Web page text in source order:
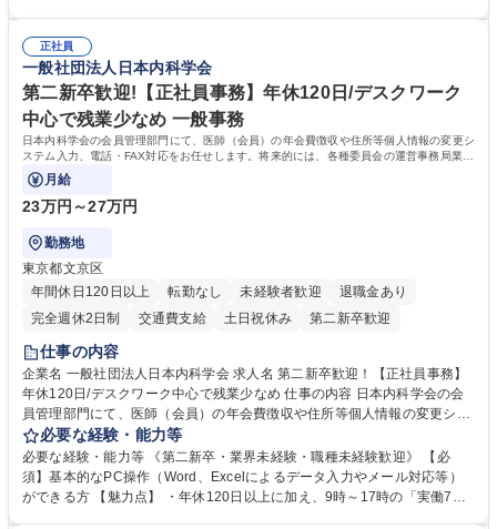
表するインフラ企業 #ポテンシャル採用
72.html ■エネルギーセキュリティの不安定化や気候変動による自然災害の
甚大化など、これまで以上に社会課題解決の重要性が高まっています。
「未来の日常」の創造に向けて持続可能な社会の実現に貢献してまいりま
す。 学歴・資格 学歴：大学院 大学 語学力： 資格：
正社員
一般社団法人日本内科学会
第二新卒歓迎!【正社員事務】年休120日/デスクワーク
中心で残業少なめ 一般事務
日本内科学会の会員管理部門にて、医師（会員）の年会費徴収や住所等個人情報の変更シ
ステム入力、電話・FAX対応をお任せします。将来的には、各種委員会の運営事務局業務
などにも幅広く携わっていただきます。
月給
23万円～27万円
勤務地
東京都文京区
年間休日120日以上
転勤なし 未経験者歓迎
退職金あり
完全週休2日制
交通費支給 土日祝休み 第二新卒歓迎
仕事の内容
企業名 一般社団法人日本内科学会 求人名 第二新卒歓迎！【正社員事務】
年休120日/デスクワーク中心で残業少なめ 仕事の内容 日本内科学会の会
員管理部門にて、医師（会員）の年会費徴収や住所等個人情報の変更シス
テム入力、電話・FAX対応をお任せします。将来的には、各種委員会の運
営事務局業務などにも幅広く携わっていただきます。 【会員管理・データ
入力業務】 ・医師（会員）の住所変更、個人情報のシステム登録・更新
・年会費の徴収管理や入金データの照合確認 【問い合わせ対応】 ・会員
必要な経験・能力等
必要な経験・能力等 《第二新卒・業界未経験・職種未経験歓迎》 【必
須】基本的なPC操作（Word、Excelによるデータ入力やメール対応等）
ができる方 【魅力点】 ・年休120日以上に加え、9時～17時の「実働7時